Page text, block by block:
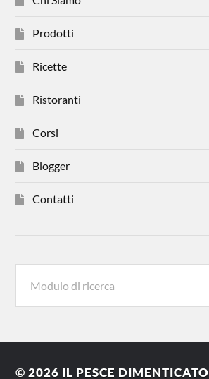
Prodotti
Ricette
Ristoranti
Corsi
Blogger
Contatti
© 2026 IL PESCE DIMENTICATO